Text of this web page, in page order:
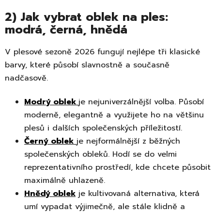
2) Jak vybrat oblek na ples:
modrá, černá, hnědá
V plesové sezoně 2026 fungují nejlépe tři klasické
barvy, které působí slavnostně a současně
nadčasově.
Modrý oblekje nejuniverzálnější volba. Působí
moderně, elegantně a využijete ho na většinu
plesů i dalších společenských příležitostí.
Černý oblek je nejformálnější z běžných
společenských obleků. Hodí se do velmi
reprezentativního prostředí, kde chcete působit
maximálně uhlazeně.
Hnědý oblek je kultivovaná alternativa, která
umí vypadat výjimečně, ale stále klidně a